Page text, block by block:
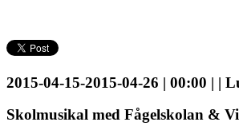
2015-04-15-2015-04-26 | 00:00 | |
Skolmusikal med Fågelskolan &